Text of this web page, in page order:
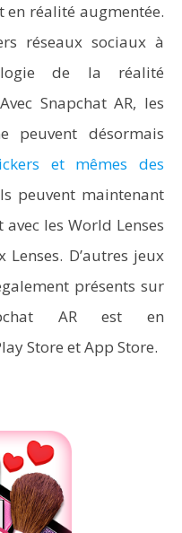
en réalité augmentée.
réseaux sociaux à
de la réalité
Snapchat AR, les
peuvent désormais
et mêmes des
peuvent maintenant
les World Lenses
D’autres jeux
présents sur
AR est en
Store et App Store.